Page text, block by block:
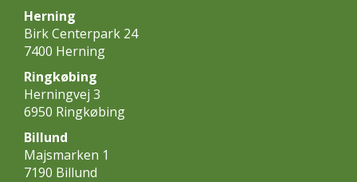
Herning
Birk Centerpark 24
7400 Herning
Ringkøbing
Herningvej 3
6950 Ringkøbing
Billund
Majsmarken 1
7190 Billund